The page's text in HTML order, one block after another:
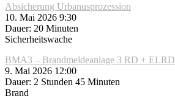
Absicherung Urbanusprozession
10. Mai 2026 9:30
Dauer: 20 Minuten
Sicherheitswache
BMA3 – Brandmeldeanlage 3 RD + ELRD
9. Mai 2026 12:00
Dauer: 2 Stunden 45 Minuten
Brand